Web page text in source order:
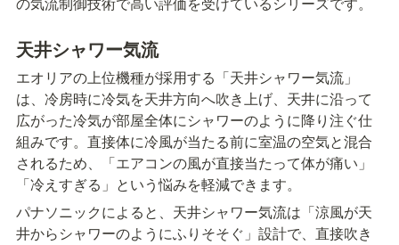
天井シャワー気流
エオリアの上位機種が採用する「天井シャワー気流」
は、冷房時に冷気を天井方向へ吹き上げ、天井に沿って
広がった冷気が部屋全体にシャワーのように降り注ぐ仕
組みです。直接体に冷風が当たる前に室温の空気と混合
されるため、「エアコンの風が直接当たって体が痛い」
「冷えすぎる」という悩みを軽減できます。
パナソニックによると、天井シャワー気流は「涼風が天
井からシャワーのようにふりそそぐ」設計で、直接吹き